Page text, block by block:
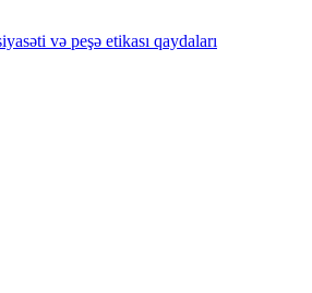
və peşə etikası qaydaları